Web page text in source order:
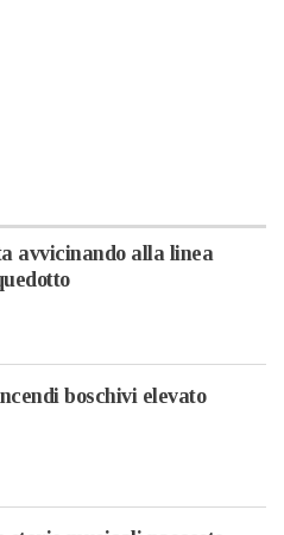
avvicinando alla linea
boschivi elevato